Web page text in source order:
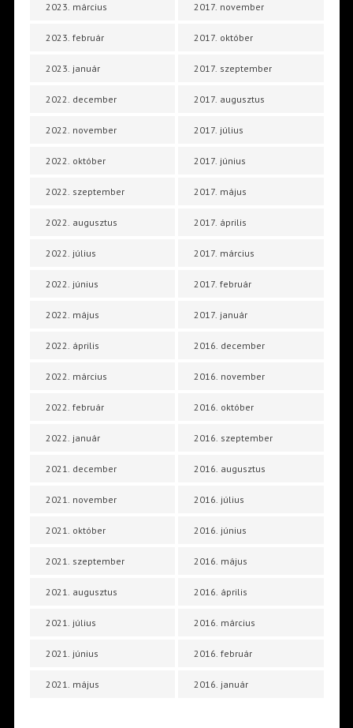
2023. március
2023. február
2023. január
2022. december
2022. november
2022. október
2022. szeptember
2022. augusztus
2022. július
2022. június
2022. május
2022. április
2022. március
2022. február
2022. január
2021. december
2021. november
2021. október
2021. szeptember
2021. augusztus
2021. július
2021. június
2021. május
2017. november
2017. október
2017. szeptember
2017. augusztus
2017. július
2017. június
2017. május
2017. április
2017. március
2017. február
2017. január
2016. december
2016. november
2016. október
2016. szeptember
2016. augusztus
2016. július
2016. június
2016. május
2016. április
2016. március
2016. február
2016. január